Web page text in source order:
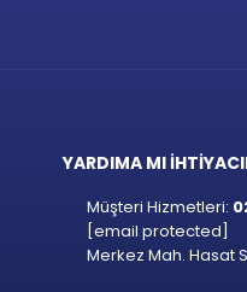
YARDIMA MI
Müşteri Hizmetleri:
[email protected]
Merkez Mah. Hasat